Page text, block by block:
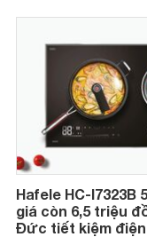
Hafele HC-I7323B
giá còn 6,5 triệu
Đức tiết kiệm